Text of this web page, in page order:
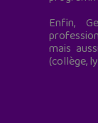
Enfin,
mais
(collège,